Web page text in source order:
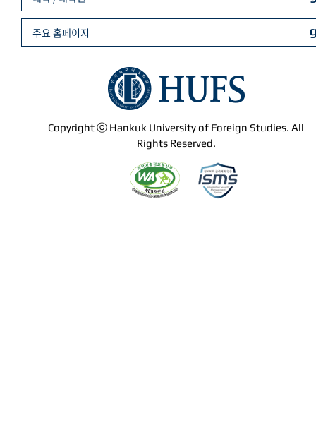
Copyright ⓒ Hankuk University of Foreign Studies. All
Rights Reserved.
주요 홈페이지